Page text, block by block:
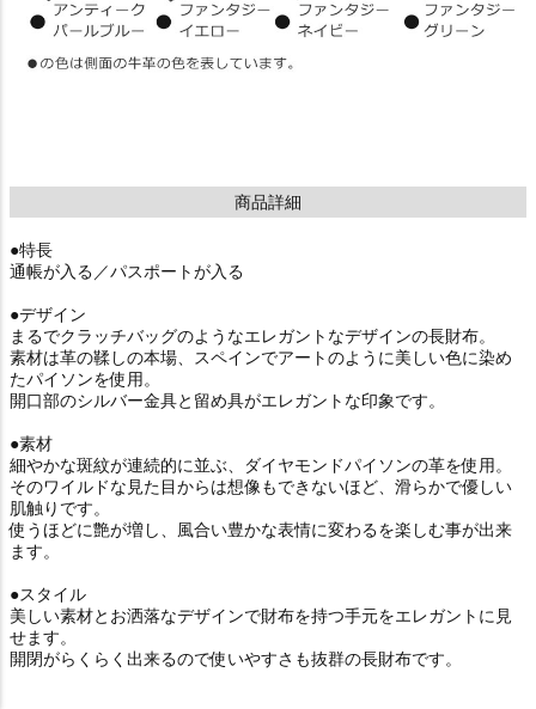
商品詳細
●特長
通帳が入る／パスポートが入る
●デザイン
まるでクラッチバッグのようなエレガントなデザインの長財布。
素材は革の鞣しの本場、スペインでアートのように美しい色に染め
たパイソンを使用。
開口部のシルバー金具と留め具がエレガントな印象です。
●素材
細やかな斑紋が連続的に並ぶ、ダイヤモンドパイソンの革を使用。
そのワイルドな見た目からは想像もできないほど、滑らかで優しい
肌触りです。
使うほどに艶が増し、風合い豊かな表情に変わるを楽しむ事が出来
ます。
●スタイル
美しい素材とお洒落なデザインで財布を持つ手元をエレガントに見
せます。
開閉がらくらく出来るので使いやすさも抜群の長財布です。